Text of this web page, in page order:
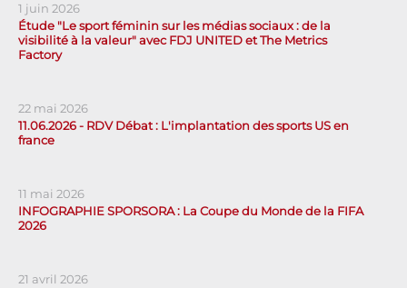
1 juin 2026
Étude "Le sport féminin sur les médias sociaux : de la
visibilité à la valeur" avec FDJ UNITED et The Metrics
Factory
22 mai 2026
11.06.2026 - RDV Débat : L'implantation des sports US en
france
11 mai 2026
INFOGRAPHIE SPORSORA : La Coupe du Monde de la FIFA
2026
21 avril 2026